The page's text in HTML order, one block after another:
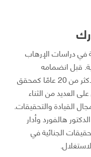
في دراسات الإرهاب
قبل انضمامه
لأكاديمية ربدان، عمل في مهنة متميزة لأكثر من 20 عامًا كمحقق
العديد من الثناء
القيادة والتحقيقات.
هالفورد وأدار
الجنائية في